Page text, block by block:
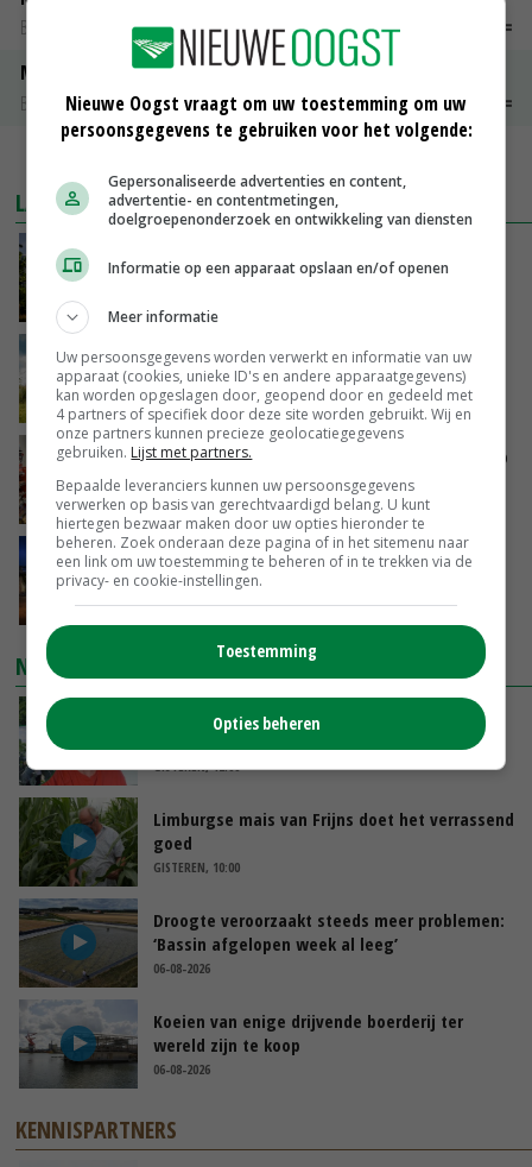
Barneveld kooieieren
€ 7,15
Maat 54
Barneveld kooieieren
€ 9,10 € 0,00
LAATSTE NIEUWS
minister spreekt van ‘ondernemersrisico’
‘Rendement van Krullvarkens komt van de
overkant’
GISTEREN, 15:30
Oorlogen en El Niño stuwen voedselprijzen op
GISTEREN, 15:04
Nettowinst Royal A-ware onder druk ondanks
hogere omzet
GISTEREN, 14:35
NIEUWSTE VIDEO'S
Oekraïne-vlogger Kees Huizinga: ‘Bezoek van
de ambassade mag zelf groente plukken’
GISTEREN, 12:00
Limburgse mais van Frijns doet het verrassend
goed
GISTEREN, 10:00
Droogte veroorzaakt steeds meer problemen:
‘Bassin afgelopen week al leeg’
06-08-2026
Koeien van enige drijvende boerderij ter
wereld zijn te koop
06-08-2026
KENNISPARTNERS
Nieuwe Oogst vraagt om uw toestemming om uw
persoonsgegevens te gebruiken voor het volgende:
Gepersonaliseerde advertenties en content,
advertentie- en contentmetingen,
doelgroepenonderzoek en ontwikkeling van diensten
Informatie op een apparaat opslaan en/of openen
Meer informatie
Uw persoonsgegevens worden verwerkt en informatie van uw
apparaat (cookies, unieke ID's en andere apparaatgegevens)
kan worden opgeslagen door, geopend door en gedeeld met
4 partners of specifiek door deze site worden gebruikt. Wij en
onze partners kunnen precieze geolocatiegegevens
gebruiken. Lijst met partners.
Bepaalde leveranciers kunnen uw persoonsgegevens
verwerken op basis van gerechtvaardigd belang. U kunt
hiertegen bezwaar maken door uw opties hieronder te
beheren. Zoek onderaan deze pagina of in het sitemenu naar
een link om uw toestemming te beheren of in te trekken via de
privacy- en cookie-instellingen.
Toestemming
Opties beheren